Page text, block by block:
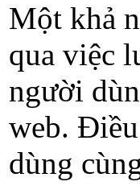
Một khả
qua việc
người
web.
dùng